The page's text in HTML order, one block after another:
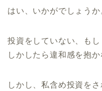
はい、いかがでしょうか
投資をしていない、も
しかしたら違和感を抱
しかし、私含め投資を